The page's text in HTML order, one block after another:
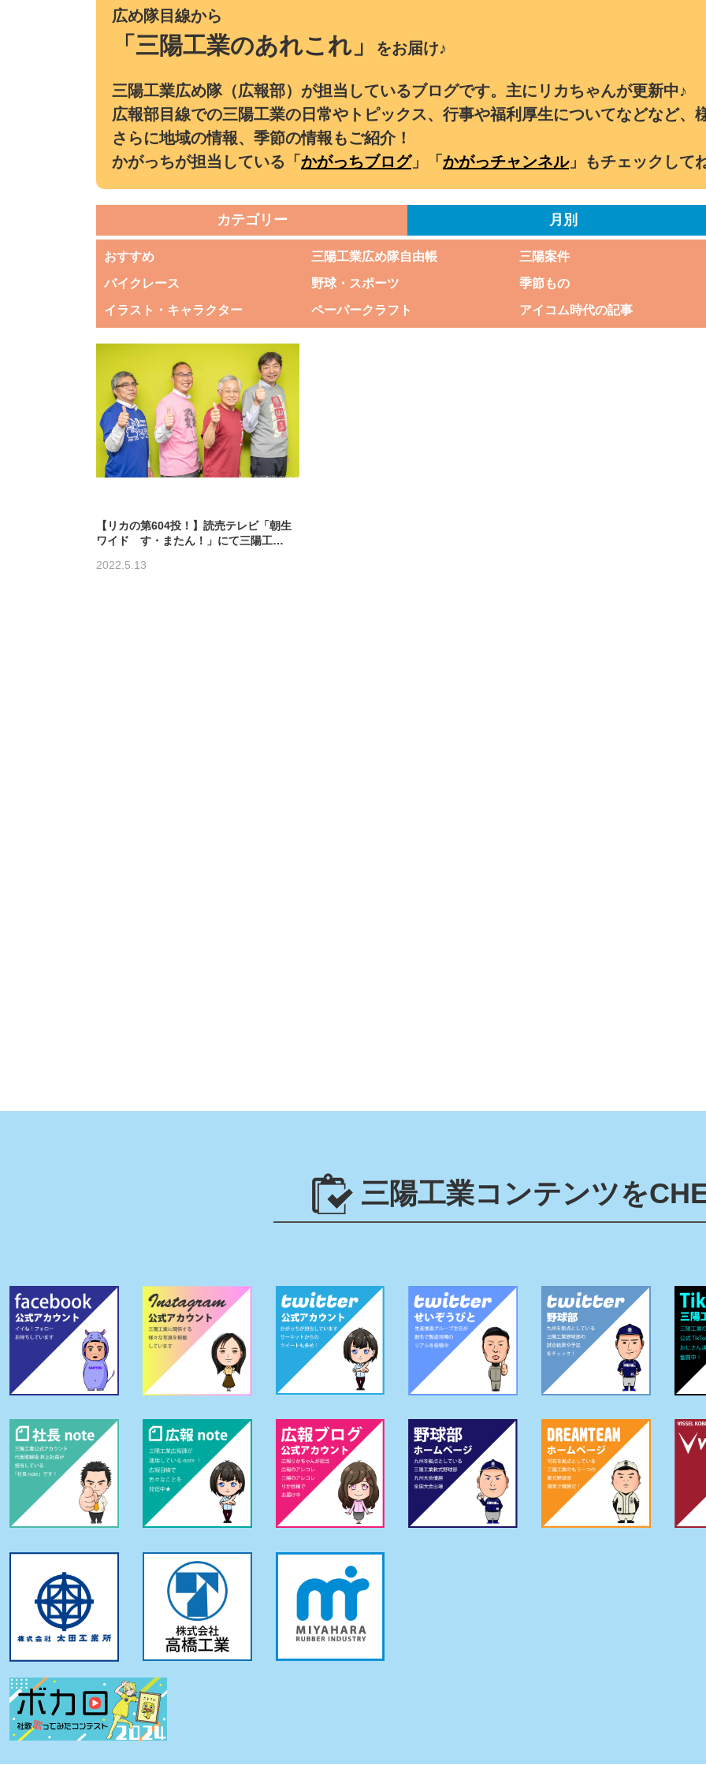
広め隊目線から
「三陽工業のあれこれ」 をお届け♪
三陽工業広め隊（広報部）が担当しているブログです。主にリカちゃんが更新中♪
広報部目線での三陽工業の日常やトピックス、行事や福利厚生についてなどなど、
さらに地域の情報、季節の情報もご紹介！
かがっちが担当している「 かがっちブログ」「 かがっチャンネル」もチェックして
カテゴリー 月別
おすすめ 三陽工業広め隊自由帳
三陽案件
バイクレース
野球・スポーツ
季節もの
イラスト・キャラクター
ペーパークラフト アイコム時代の記事
【リカの第604投！】読売テレビ「朝生
ワイド す・またん！」にて三陽工…
2022.5.13
三陽工業コンテンツを